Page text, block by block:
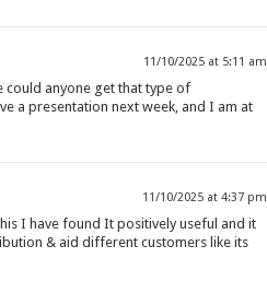
11/10/2025 at 5:11 am
could anyone get that type of
a presentation next week, and I am at
11/10/2025 at 4:37 pm
I have found It positively useful and it
& aid different customers like its